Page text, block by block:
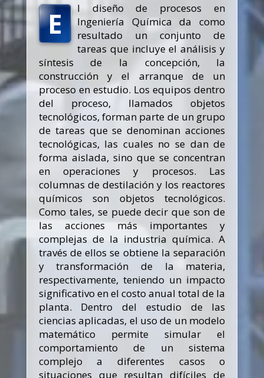
E
l diseño de procesos en
Ingeniería Química da como
resultado un conjunto de
tareas que incluye el análisis y
síntesis de la concepción, la
construcción y el arranque de un
proceso en estudio. Los equipos dentro
del proceso, llamados objetos
tecnológicos, forman parte de un grupo
de tareas que se denominan acciones
tecnológicas, las cuales no se dan de
forma aislada, sino que se concentran
en operaciones y procesos. Las
columnas de destilación y los reactores
químicos son objetos tecnológicos.
Como tales, se puede decir que son de
las acciones más importantes y
complejas de la industria química. A
través de ellos se obtiene la separación
y transformación de la materia,
respectivamente, teniendo un impacto
significativo en el costo anual total de la
planta. Dentro del estudio de las
ciencias aplicadas, el uso de un modelo
matemático permite simular el
comportamiento de un sistema
complejo a diferentes casos o
situaciones que resultan difíciles de